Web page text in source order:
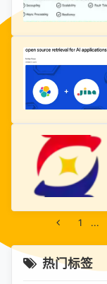
1 ...
热门标签